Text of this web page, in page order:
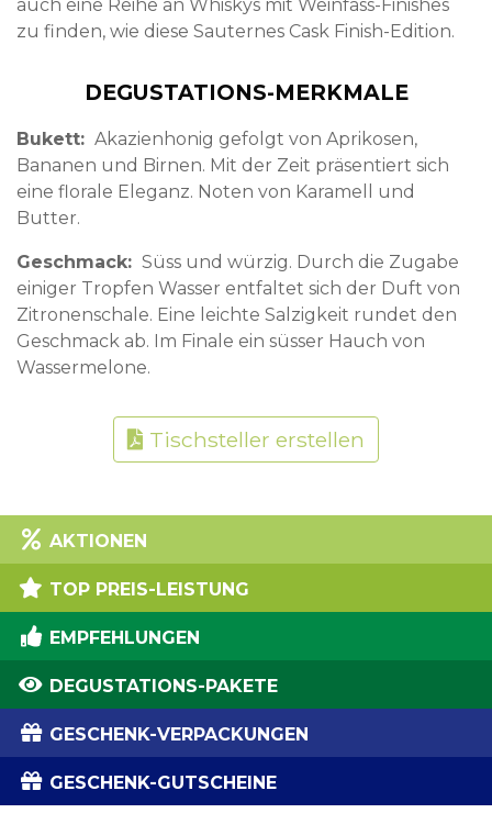
auch eine Reihe an Whiskys mit Weinfass-Finishes
zu finden, wie diese Sauternes Cask Finish-Edition.
DEGUSTATIONS-MERKMALE
Bukett
Akazienhonig gefolgt von Aprikosen,
Bananen und Birnen. Mit der Zeit präsentiert sich
eine florale Eleganz. Noten von Karamell und
Butter.
Geschmack
Süss und würzig. Durch die Zugabe
einiger Tropfen Wasser entfaltet sich der Duft von
Zitronenschale. Eine leichte Salzigkeit rundet den
Geschmack ab. Im Finale ein süsser Hauch von
Wassermelone.
Tischsteller erstellen
AKTIONEN
TOP PREIS-LEISTUNG
EMPFEHLUNGEN
DEGUSTATIONS-PAKETE
GESCHENK-VERPACKUNGEN
GESCHENK-GUTSCHEINE